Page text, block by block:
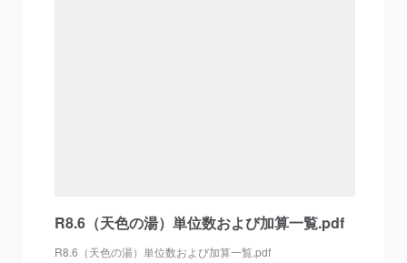
R8.6（天色の湯）単位数および加算一覧.pdf
R8.6（天色の湯）単位数および加算一覧.pdf